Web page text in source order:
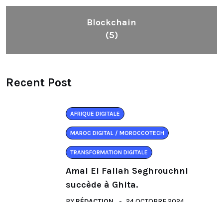
Blockchain
(5)
Recent Post
AFRIQUE DIGITALE
MAROC DIGITAL / MOROCCOTECH
TRANSFORMATION DIGITALE
Amal El Fallah Seghrouchni
succède à Ghita.